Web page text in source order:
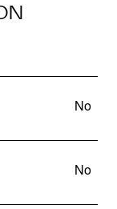
No
No